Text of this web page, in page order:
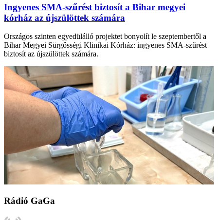
Ingyenes SMA-szűrést biztosít a Bihar megyei
kórház az újszülöttek számára
Országos szinten egyedülálló projektet bonyolít le szeptembertől a
Bihar Megyei Sürgősségi Klinikai Kórház: ingyenes SMA-szűrést
biztosít az újszülöttek számára.
Rádió GaGa